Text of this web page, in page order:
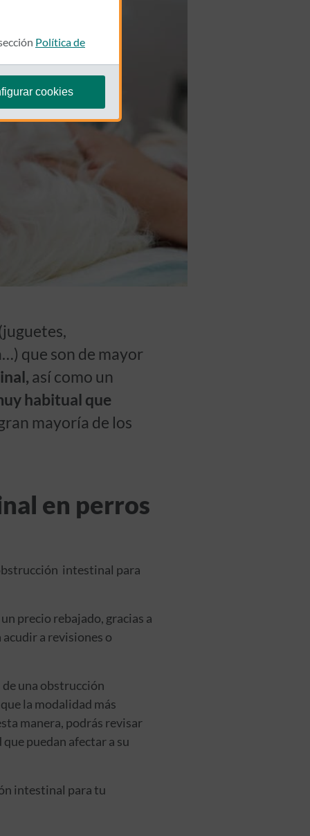
que son de mayor
así como un
habitual que
mayoría de los
en perros
intestinal para
precio rebajado, gracias a
a revisiones o
una obstrucción
la modalidad más
manera, podrás revisar
puedan afectar a su
intestinal para tu
Política de
cookies